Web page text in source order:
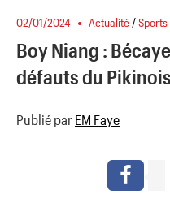
02/01/2024 Actualité /Sports
Boy Niang :
défauts du
Publié par EM Faye